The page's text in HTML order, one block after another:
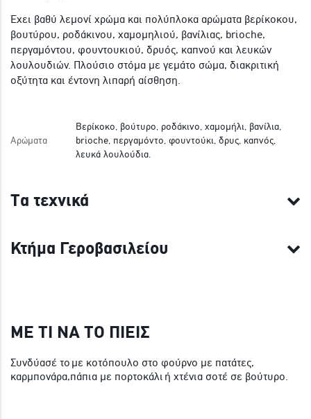
Έχει βαθύ λεμονί χρώμα και πολύπλοκα αρώματα βερίκοκου,
βουτύρου, ροδάκινου, χαμομηλιού, βανίλιας, brioche,
περγαμόντου, φουντουκιού, δρυός, καπνού και λευκών
λουλουδιών. Πλούσιο στόμα με γεμάτο σώμα, διακριτική
οξύτητα και έντονη λιπαρή αίσθηση.
Αρώματα
Βερίκοκο, βούτυρο, ροδάκινο, χαμομήλι, βανίλια,
brioche, περγαμόντο, φουντούκι, δρυς, καπνός,
λευκά λουλούδια.
Τα τεχνικά
Κτήμα Γεροβασιλείου
ΜΕ ΤΙ ΝΑ ΤΟ ΠΙΕΙΣ
Συνδύασέ το με κοτόπουλο στο φούρνο με πατάτες,
καρμπονάρα,πάπια με πορτοκάλι ή χτένια σοτέ σε βούτυρο.